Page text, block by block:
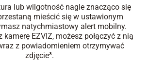
lub wilgotność nagle znacząco się
mieścić się w ustawionym
natychmiastowy alert mobilny.
EZVIZ, możesz połączyć z nią
z powiadomieniem otrzymywać
zdjęcie³.